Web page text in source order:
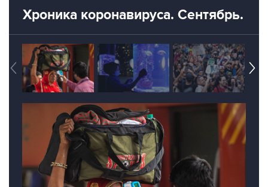
Хроника коронавируса. Сентябрь.